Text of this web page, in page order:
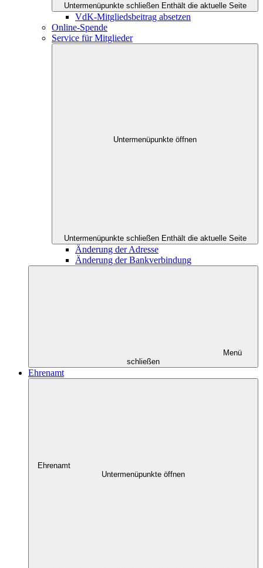
Untermenüpunkte schließen Enthält die aktuelle Seite
VdK-Mitgliedsbeitrag absetzen
Online-Spende
Service für Mitglieder
Untermenüpunkte öffnen
Untermenüpunkte schließen Enthält die aktuelle Seite
Änderung der Adresse
Änderung der Bankverbindung
Menü
schließen
Ehrenamt
Ehrenamt
Untermenüpunkte öffnen